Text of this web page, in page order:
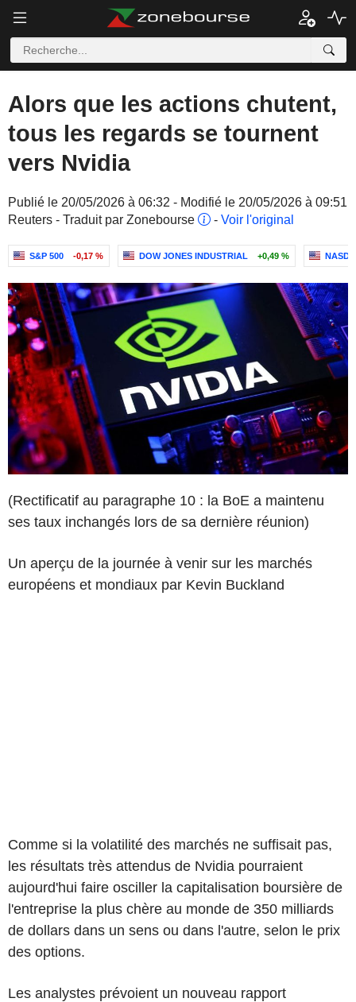
Alors que les actions chutent,
tous les regards se tournent
vers Nvidia
Publié le 20/05/2026 à 06:32 - Modifié le 20/05/2026 à 09:51
Reuters - Traduit par Zonebourse
- Voir l'original
S&P 500 -0,17 % DOW JONES INDUSTRIAL +0,49 %
(Rectificatif au paragraphe 10 : la BoE a maintenu
ses taux inchangés lors de sa dernière réunion)
Un aperçu de la journée à venir sur les marchés
européens et mondiaux par Kevin Buckland
Comme si la volatilité des marchés ne suffisait pas,
les résultats très attendus de Nvidia pourraient
aujourd'hui faire osciller la capitalisation boursière de
l'entreprise la plus chère au monde de 350 milliards
de dollars dans un sens ou dans l'autre, selon le prix
des options.
Les analystes prévoient un nouveau rapport